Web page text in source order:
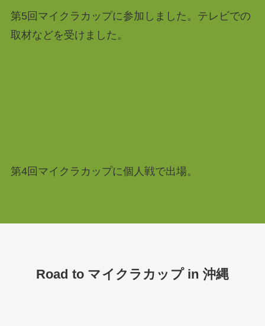
第5回マイクラカップに参加しました。テレビでの
取材などを受けました。
第4回マイクラカップに個人戦で出場。
Road to マイクラカップ in 沖縄